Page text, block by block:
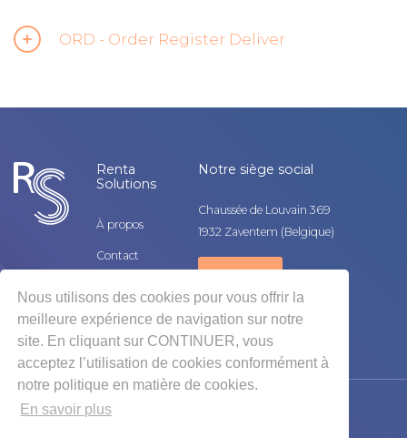
Nous utilisons des cookies pour vous offrir la
meilleure expérience de navigation sur notre
site. En cliquant sur CONTINUER, vous
acceptez l’utilisation de cookies conformément à
notre politique en matière de cookies.
En savoir plus
ORD - Order Register Deliver
Renta
Solutions
À propos
Contact
Jobs
Notre siège social
Chaussée de Louvain 369
1932 Zaventem (Belgique)
2025 © Renta Solutions, tous droits réservés